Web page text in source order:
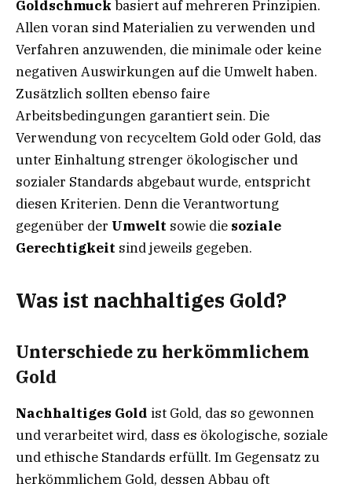
Goldschmuck basiert auf mehreren Prinzipien.
Allen voran sind Materialien zu verwenden und
Verfahren anzuwenden, die minimale oder keine
negativen Auswirkungen auf die Umwelt haben.
Zusätzlich sollten ebenso faire
Arbeitsbedingungen garantiert sein. Die
Verwendung von recyceltem Gold oder Gold, das
unter Einhaltung strenger ökologischer und
sozialer Standards abgebaut wurde, entspricht
diesen Kriterien. Denn die Verantwortung
gegenüber der Umwelt sowie die soziale
Gerechtigkeit sind jeweils gegeben.
Was ist nachhaltiges Gold?
Unterschiede zu herkömmlichem
Gold
Nachhaltiges Gold ist Gold, das so gewonnen
und verarbeitet wird, dass es ökologische, soziale
und ethische Standards erfüllt. Im Gegensatz zu
herkömmlichem Gold, dessen Abbau oft